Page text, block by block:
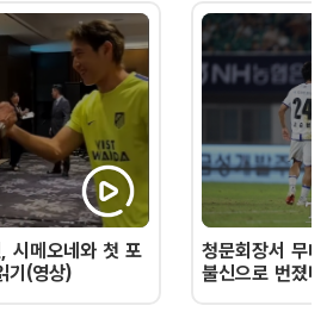
시메오네와 첫 포
기(영상)
청문회장서 무너
불신으로 번졌